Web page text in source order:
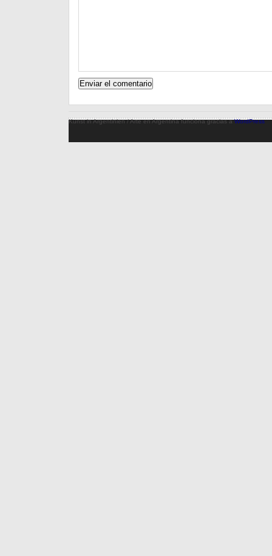
Kunst in Argentinien / Arte en Argentina funciona gracias aWordPress